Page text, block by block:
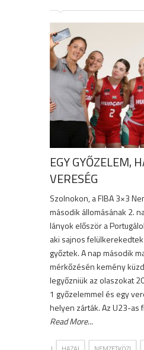
EGY GYŐZELEM,
VERESÉG
Szolnokon, a FIBA 3×3
második állomásának 2.
lányok először a
aki sajnos
győztek. A nap második
mérkőzésén kemény
legyőzniük az olaszokat
1 győzelemmel és egy
helyen zárták. Az U23-as
Read More...